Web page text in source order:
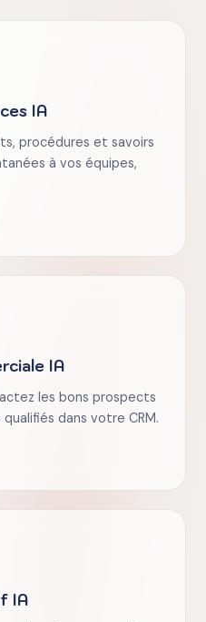
IA
procédures et savoirs
à vos équipes,
IA
les bons prospects
dans votre CRM.
IA